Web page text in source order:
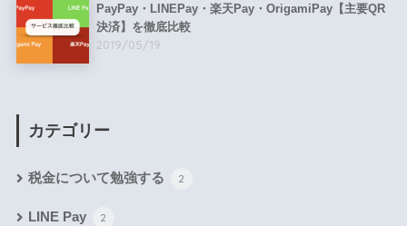
PayPay・LINEPay・楽天Pay・OrigamiPay【主要QR
決済】を徹底比較
2019/05/19
カテゴリー
税金について勉強する 2
LINE Pay 2